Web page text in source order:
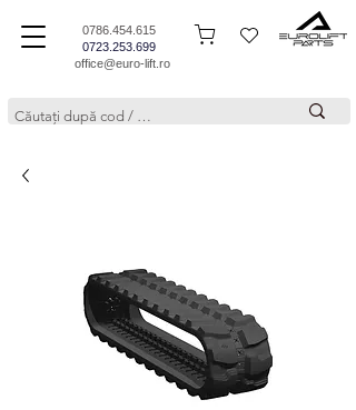
0786.454.615
0723.253.699
office@euro-lift.ro